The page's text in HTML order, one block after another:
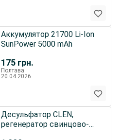
175 грн.
Аккумулятор 21700 Li-Ion
SunPower 5000 mAh
Полтава
20.04.2026
Десульфатор CLEN,
регенератор свинцово-